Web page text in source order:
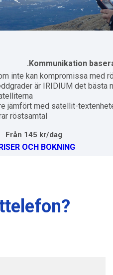
Kommunikation
inte kan kompromissa med
är IRIDIUM det bästa
jämfört med satellit-
röstsamtal.
Från 145 kr/dag
OCH BOKNING